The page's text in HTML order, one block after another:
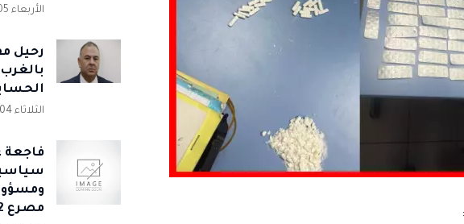
الأربعاء 05 أغسطس 2026
رحيل
الثلاثاء 04 أغسطس 2026
مصرع 22 شخصاً